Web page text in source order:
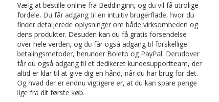
Vælg at bestille online fra Beddinginn, og du vil få utrolige
fordele. Du får adgang til en intuitiv brugerflade, hvor du
finder detaljerede oplysninger om både virksomheden og
dens produkter. Desuden kan du få gratis forsendelse
over hele verden, og du får også adgang til forskellige
betalingsmetoder, herunder Boleto og PayPal. Derudover
får du også adgang til et dedikeret kundesupportteam, der
altid er klar til at give dig en hånd, når du har brug for det.
Og hvad der er endnu vigtigere er, at du kan spare penge
lige fra dit første køb.